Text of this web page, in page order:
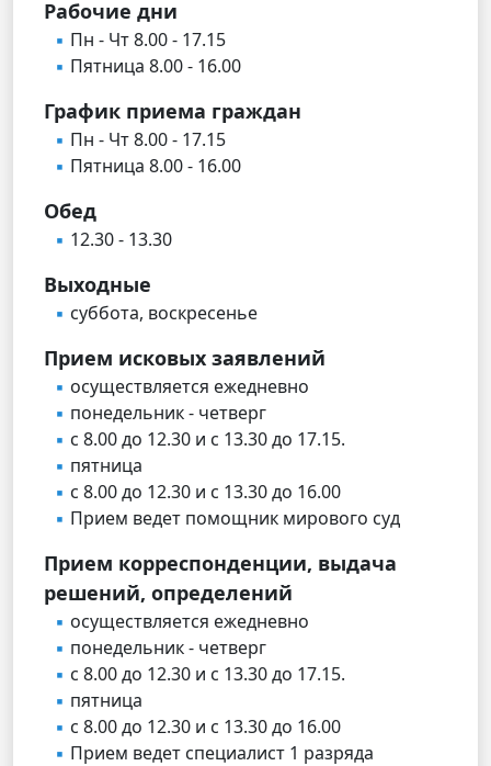
Рабочие дни
Пн - Чт 8.00 - 17.15
Пятница 8.00 - 16.00
График приема граждан
Пн - Чт 8.00 - 17.15
Пятница 8.00 - 16.00
Обед
12.30 - 13.30
Выходные
суббота, воскресенье
Прием исковых заявлений
осуществляется ежедневно
понедельник - четверг
с 8.00 до 12.30 и с 13.30 до 17.15.
пятница
с 8.00 до 12.30 и с 13.30 до 16.00
Прием ведет помощник мирового суд
Прием корреспонденции, выдача
решений, определений
осуществляется ежедневно
понедельник - четверг
с 8.00 до 12.30 и с 13.30 до 17.15.
пятница
с 8.00 до 12.30 и с 13.30 до 16.00
Прием ведет специалист 1 разряда